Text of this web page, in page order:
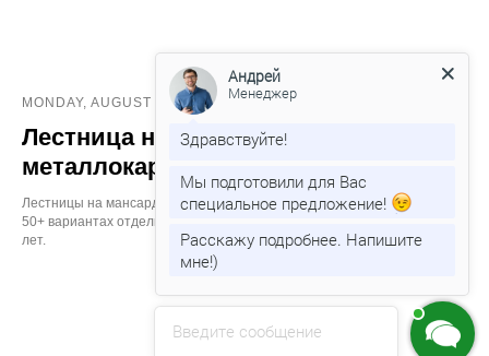
MONDAY, AUGUST 4
Лестница на мансарду на
металлокаркасе
Лестницы на мансарду на металлокаркасе. Прочные, компактные, в
50+ вариантах отделки. Бесплатный замер, 3D‑проект, гарантия до 10
лет.
Введите сообщение
Андрей
Менеджер
Здравствуйте!
Мы подготовили для Вас
специальное предложение!
Расскажу подробнее. Напишите
мне!)